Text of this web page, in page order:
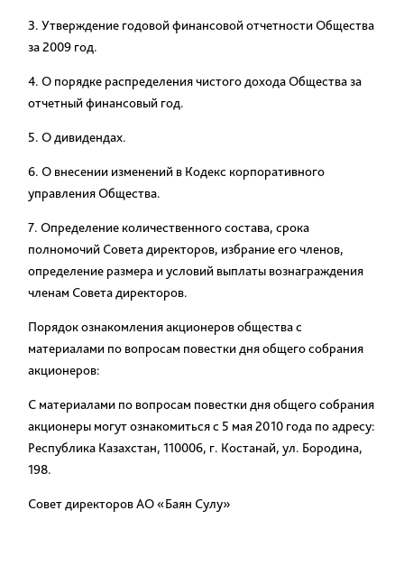
3. Утверждение годовой финансовой отчетности Общества
за 2009 год.
4. О порядке распределения чистого дохода Общества за
отчетный финансовый год.
5. О дивидендах.
6. О внесении изменений в Кодекс корпоративного
управления Общества.
7. Определение количественного состава, срока
полномочий Совета директоров, избрание его членов,
определение размера и условий выплаты вознаграждения
членам Совета директоров.
Порядок ознакомления акционеров общества с
материалами по вопросам повестки дня общего собрания
акционеров:
С материалами по вопросам повестки дня общего собрания
акционеры могут ознакомиться с 5 мая 2010 года по адресу:
Республика Казахстан, 110006, г. Костанай, ул. Бородина,
198.
Совет директоров АО «Баян Сулу»